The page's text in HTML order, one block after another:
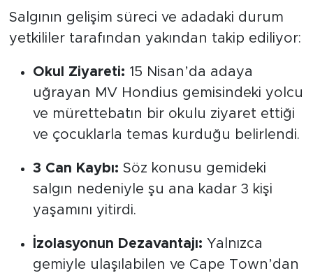
Salgının gelişim süreci ve adadaki durum
yetkililer tarafından yakından takip ediliyor:
Okul Ziyareti: 15 Nisan’da adaya
uğrayan MV Hondius gemisindeki yolcu
ve mürettebatın bir okulu ziyaret ettiği
ve çocuklarla temas kurduğu belirlendi.
3 Can Kaybı: Söz konusu gemideki
salgın nedeniyle şu ana kadar 3 kişi
yaşamını yitirdi.
İzolasyonun Dezavantajı: Yalnızca
gemiyle ulaşılabilen ve Cape Town’dan